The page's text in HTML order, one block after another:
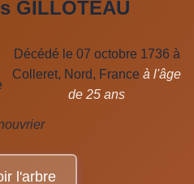
GILLOTEAU
Décédé le 07 octobre 1736 à
Colleret, Nord, France à l'âge
de 25 ans
l'arbre